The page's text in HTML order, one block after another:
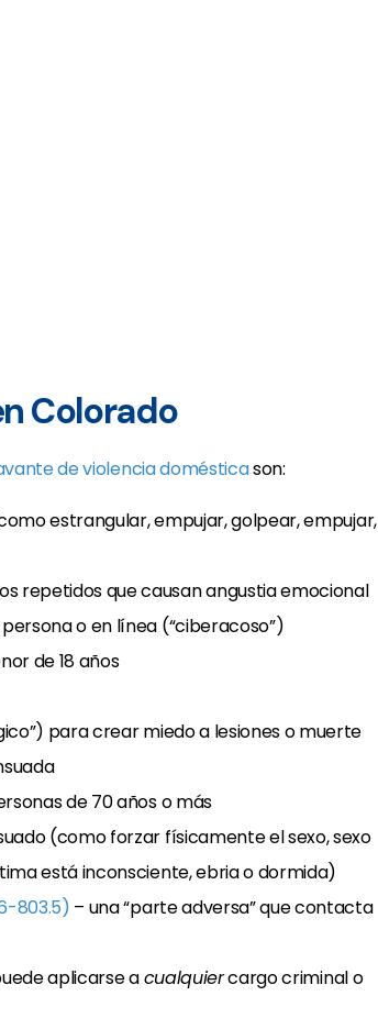
Colorado
de violencia domésticason:
estrangular, empujar, golpear, empujar,
repetidos que causan angustia emocional
o en línea (“ciberacoso”)
de 18 años
para crear miedo a lesiones o muerte
de 70 años o más
(como forzar físicamente el sexo, sexo
está inconsciente, ebria o dormida)
803.5) – una “parte adversa” que contacta
aplicarse acualquiercargo criminal o